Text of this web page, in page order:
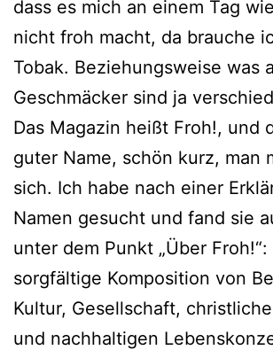
dass es mich an einem Tag
nicht froh macht, da brau­che
Tobak. Beziehungsweise was
Geschmäcker sind ja
Das Magazin heißt Froh!, und
guter Name, schön kurz, man
sich. Ich habe nach einer
Namen gesucht und fand sie
unter dem Punkt „Über Froh!“:
sorg­fäl­ti­ge Komposition von
Kultur, Gesellschaft,
und nach­hal­ti­gen